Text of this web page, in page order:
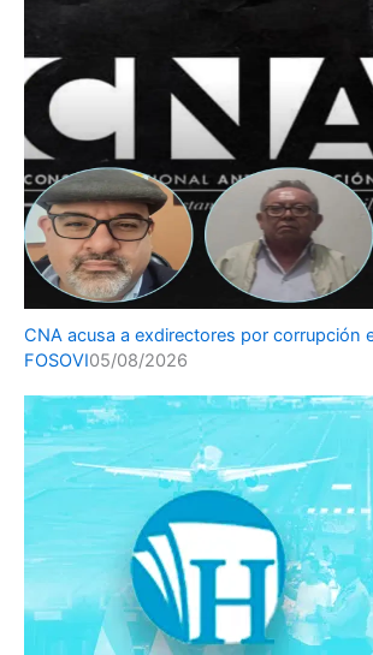
CNA acusa a exdirectores por corrupción
FOSOVI05/08/2026